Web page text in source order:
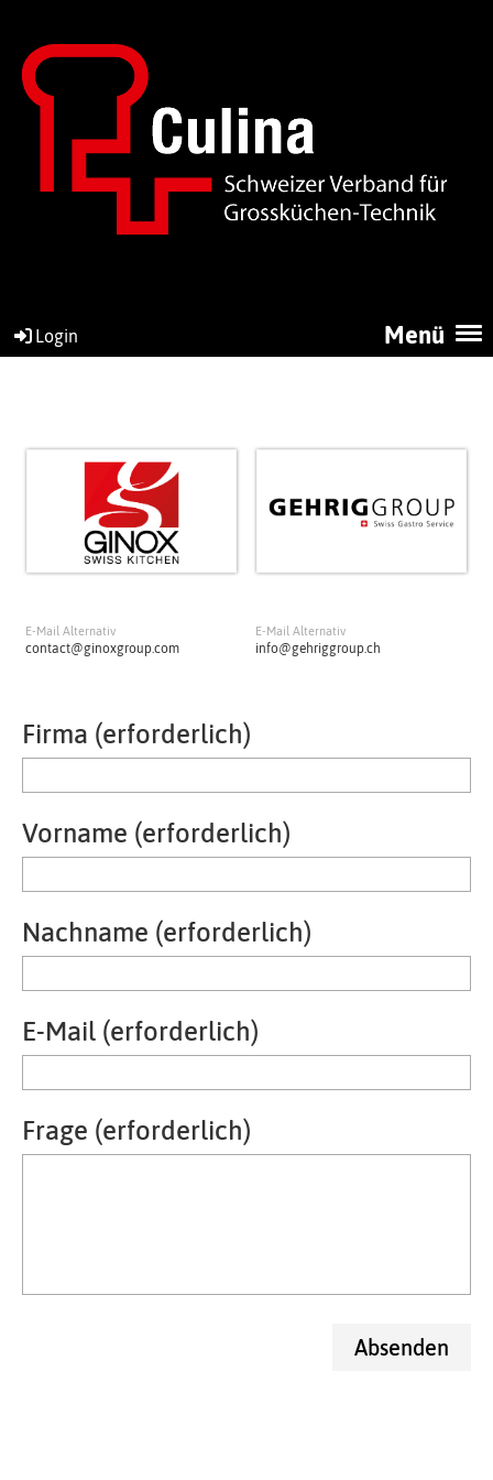
Menü
Login
E-Mail Alternativ
contact@ginoxgroup.com
E-Mail Alternativ
info@gehriggroup.ch
Firma (erforderlich)
Vorname (erforderlich)
Nachname (erforderlich)
E-Mail (erforderlich)
Frage (erforderlich)